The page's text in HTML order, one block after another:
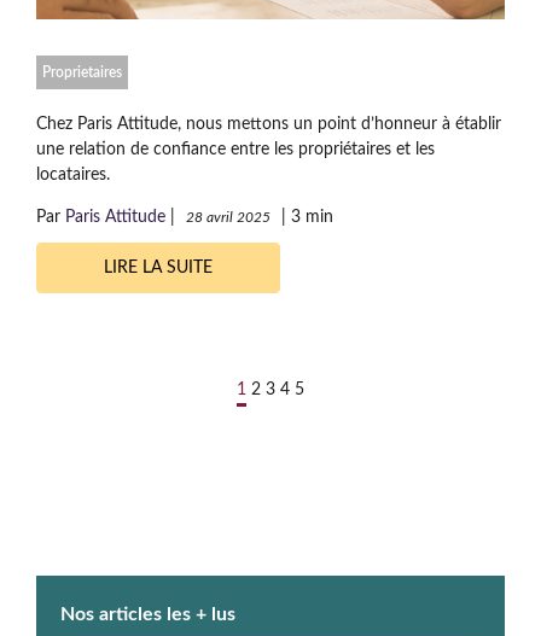
Proprietaires
Chez Paris Attitude, nous mettons un point d’honneur à établir
une relation de confiance entre les propriétaires et les
locataires.
Par Paris Attitude 28 avril 2025 3 min
LIRE LA SUITE
1 2 3 4 5
Nos articles les + lus